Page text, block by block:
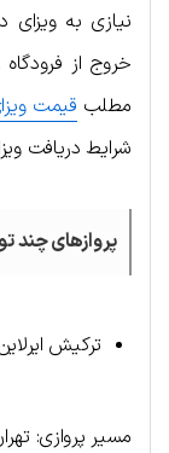
نیازی به
خروج از
مطلب قیمت
شرایط دریافت
پروازهای چند
ترکیش
مسیر پروازی: